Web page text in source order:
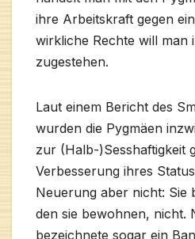
ihre Arbeitskraft gegen
wirkliche Rechte will man
zugestehen.
Laut einem Bericht des
wurden die Pygmäen
zur (Halb-)Sesshaftigkeit
Verbesserung ihres
Neuerung aber nicht: Sie
den sie bewohnen, nicht.
bezeichnete sogar ein